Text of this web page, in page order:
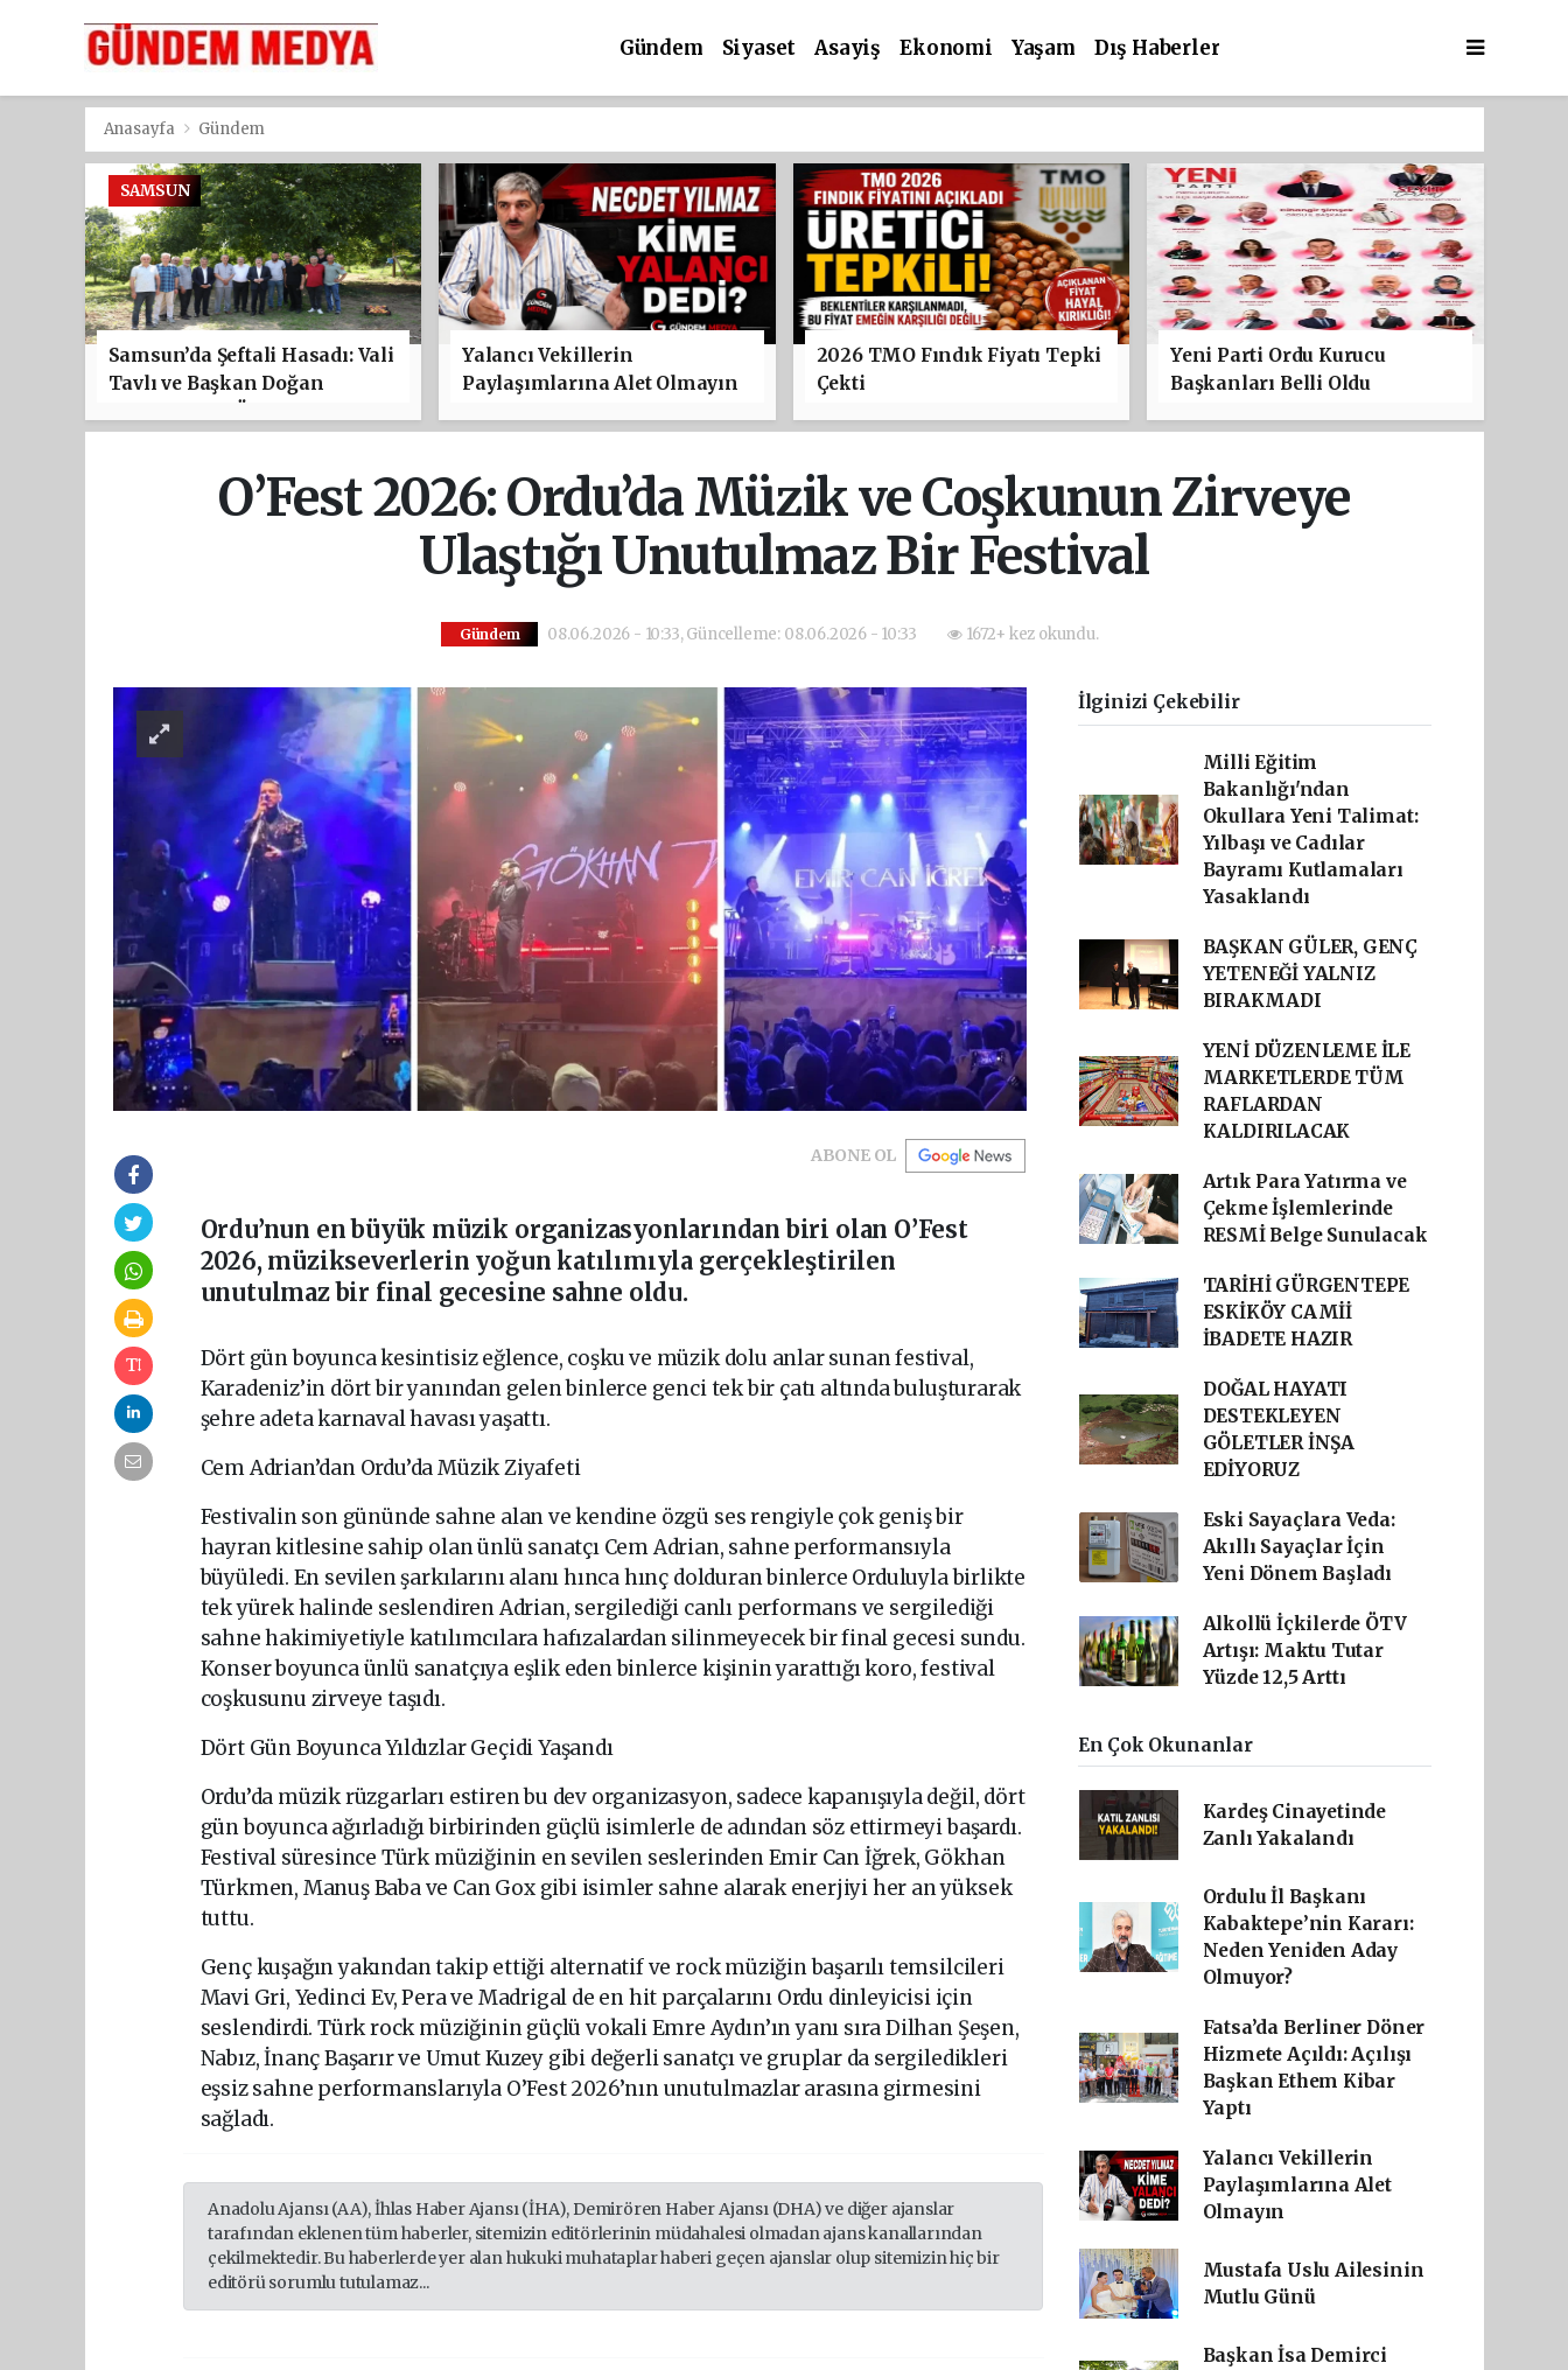
Gündem Siyaset Asayiş Ekonomi Yaşam Dış Haberler
Anasayfa Gündem
SAMSUN
Samsun’da Şeftali Hasadı: Vali
Tavlı ve Başkan Doğan
Buluştu
Yalancı Vekillerin
Paylaşımlarına Alet Olmayın
2026 TMO Fındık Fiyatı Tepki
Çekti
Yeni Parti Ordu Kurucu
Başkanları Belli Oldu
O’Fest 2026: Ordu’da Müzik ve Coşkunun Zirveye
Ulaştığı Unutulmaz Bir Festival
Gündem 08.06.2026 - 10:33, Güncelleme: 08.06.2026 - 10:33 1672+ kez okundu.
ABONE OL
Ordu’nun en büyük müzik organizasyonlarından biri olan O’Fest
2026, müzikseverlerin yoğun katılımıyla gerçekleştirilen
unutulmaz bir final gecesine sahne oldu.
Dört gün boyunca kesintisiz eğlence, coşku ve müzik dolu anlar sunan festival,
Karadeniz’in dört bir yanından gelen binlerce genci tek bir çatı altında buluşturarak
şehre adeta karnaval havası yaşattı.
Cem Adrian’dan Ordu’da Müzik Ziyafeti
Festivalin son gününde sahne alan ve kendine özgü ses rengiyle çok geniş bir
hayran kitlesine sahip olan ünlü sanatçı Cem Adrian, sahne performansıyla
büyüledi. En sevilen şarkılarını alanı hınca hınç dolduran binlerce Orduluyla birlikte
tek yürek halinde seslendiren Adrian, sergilediği canlı performans ve sergilediği
sahne hakimiyetiyle katılımcılara hafızalardan silinmeyecek bir final gecesi sundu.
Konser boyunca ünlü sanatçıya eşlik eden binlerce kişinin yarattığı koro, festival
coşkusunu zirveye taşıdı.
Dört Gün Boyunca Yıldızlar Geçidi Yaşandı
Ordu’da müzik rüzgarları estiren bu dev organizasyon, sadece kapanışıyla değil, dört
gün boyunca ağırladığı birbirinden güçlü isimlerle de adından söz ettirmeyi başardı.
Festival süresince Türk müziğinin en sevilen seslerinden Emir Can İğrek, Gökhan
Türkmen, Manuş Baba ve Can Gox gibi isimler sahne alarak enerjiyi her an yüksek
tuttu.
Genç kuşağın yakından takip ettiği alternatif ve rock müziğin başarılı temsilcileri
Mavi Gri, Yedinci Ev, Pera ve Madrigal de en hit parçalarını Ordu dinleyicisi için
seslendirdi. Türk rock müziğinin güçlü vokali Emre Aydın’ın yanı sıra Dilhan Şeşen,
Nabız, İnanç Başarır ve Umut Kuzey gibi değerli sanatçı ve gruplar da sergiledikleri
eşsiz sahne performanslarıyla O’Fest 2026’nın unutulmazlar arasına girmesini
sağladı.
Anadolu Ajansı (AA), İhlas Haber Ajansı (İHA), Demirören Haber Ajansı (DHA) ve diğer ajanslar
tarafından eklenen tüm haberler, sitemizin editörlerinin müdahalesi olmadan ajans kanallarından
çekilmektedir. Bu haberlerde yer alan hukuki muhataplar haberi geçen ajanslar olup sitemizin hiç bir
editörü sorumlu tutulamaz...
İlginizi Çekebilir
Milli Eğitim
Bakanlığı'ndan
Okullara Yeni Talimat:
Yılbaşı ve Cadılar
Bayramı Kutlamaları
Yasaklandı
BAŞKAN GÜLER, GENÇ
YETENEĞİ YALNIZ
BIRAKMADI
YENİ DÜZENLEME İLE
MARKETLERDE TÜM
RAFLARDAN
KALDIRILACAK
Artık Para Yatırma ve
Çekme İşlemlerinde
RESMİ Belge Sunulacak
TARİHİ GÜRGENTEPE
ESKİKÖY CAMİİ
İBADETE HAZIR
DOĞAL HAYATI
DESTEKLEYEN
GÖLETLER İNŞA
EDİYORUZ
Eski Sayaçlara Veda:
Akıllı Sayaçlar İçin
Yeni Dönem Başladı
Alkollü İçkilerde ÖTV
Artışı: Maktu Tutar
Yüzde 12,5 Arttı
En Çok Okunanlar
Kardeş Cinayetinde
Zanlı Yakalandı
Ordulu İl Başkanı
Kabaktepe’nin Kararı:
Neden Yeniden Aday
Olmuyor?
Fatsa’da Berliner Döner
Hizmete Açıldı: Açılışı
Başkan Ethem Kibar
Yaptı
Yalancı Vekillerin
Paylaşımlarına Alet
Olmayın
Mustafa Uslu Ailesinin
Mutlu Günü
Başkan İsa Demirci